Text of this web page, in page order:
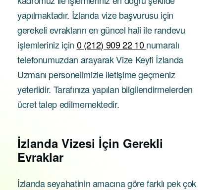
yapılmaktadır. İzlanda vize başvurusu için
gerekeli evrakların en güncel hali ile randevu
işlemleriniz için 0 (212) 909 22 10numaralı
telefonumuzdan arayarak Vize Keyfi İzlanda
Uzmanı personelimizle iletişime geçmeniz
yeterlidir. Tarafınıza yapılan bilgilendirmelerden
ücret talep edilmemektedir.
İzlanda Vizesi İçin Gerekli
Evraklar
İzlanda seyahatinin amacına göre farklı pek çok